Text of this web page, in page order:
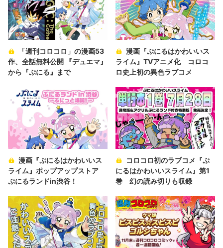
「週刊コロコロ」の漫画53
作、全話無料公開 『デュエマ』
から『ぷにる』まで
漫画『ぷにるはかわいいス
ライム』TVアニメ化 コロコ
ロ史上初の異色ラブコメ
漫画『ぷにるはかわいいス
ライム』ポップアップストア
ぷにるランドin渋谷！
コロコロ初のラブコメ『ぷ
にるはかわいいスライム』第1
巻 幻の読み切りも収録